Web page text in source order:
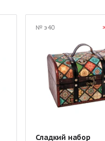
№ э40
Сладкий набор